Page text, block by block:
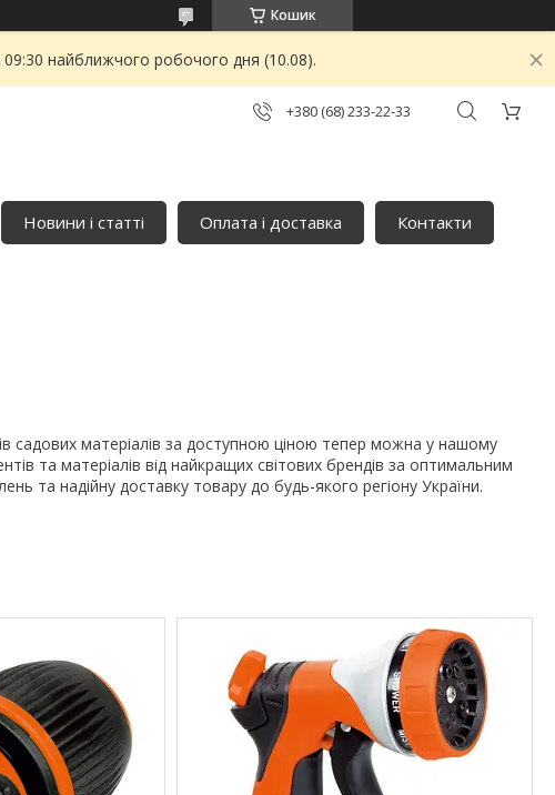
Кошик
найближчого робочого дня (10.08).
+380 (68) 233-22-33
Новини і статті Оплата і доставка Контакти
садових матеріалів за доступною ціною тепер можна у нашому
та матеріалів від найкращих світових брендів за оптимальним
та надійну доставку товару до будь-якого регіону України.